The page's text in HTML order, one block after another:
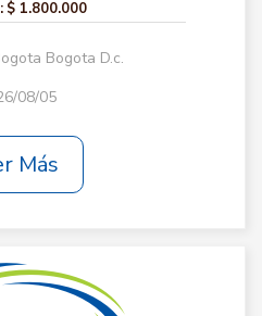
$ 1.800.000
Bogota D.c.
08/05
Más